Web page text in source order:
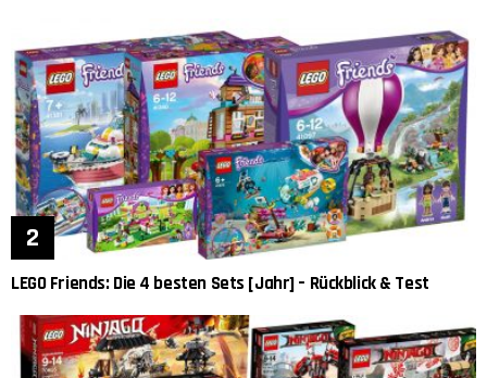
LEGO Friends: Die 4 besten Sets [Jahr] – Rückblick & Test